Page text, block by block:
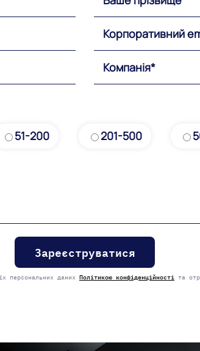
51-200 201-500
персональних даних Політикою конфіденційності та